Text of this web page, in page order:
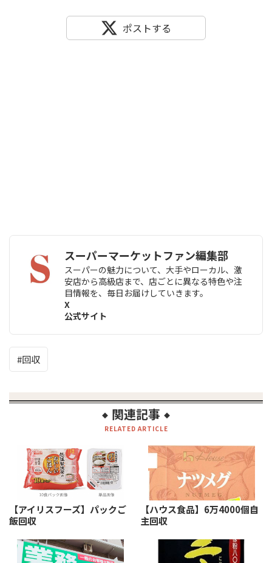
ポストする
スーパーマーケットファン編集部
スーパーの魅力について、大手やローカル、激
安店から高級店まで、店ごとに異なる特色や注
目情報を、毎日お届けしていきます。
X
公式サイト
回収
◆ 関連記事 ◆
RELATED ARTICLE
【アイリスフーズ】パックご
飯回収
【ハウス食品】6万4000個自
主回収